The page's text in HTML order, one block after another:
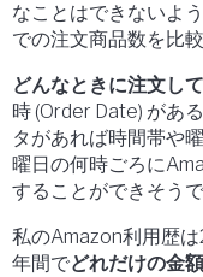
なことはできないよ
での注文商品数を比
どんなときに注文し
時 (Order Date) があ
タがあれば時間帯や
曜日の何時ごろに
することができそうで
私のAmazon利用歴は
年間でどれだけの金